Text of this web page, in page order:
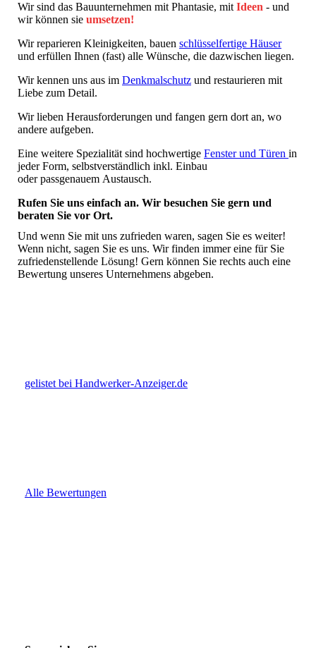
Wir sind das Bauunternehmen mit Phantasie, mit Ideen - und
wir können sie umsetzen!
Wir reparieren Kleinigkeiten, bauen schlüsselfertige Häuser
und erfüllen Ihnen (fast) alle Wünsche, die dazwischen liegen.
Wir kennen uns aus im Denkmalschutz und restaurieren mit
Liebe zum Detail.
Wir lieben Herausforderungen und fangen gern dort an, wo
andere aufgeben.
Eine weitere Spezialität sind hochwertige Fenster und Türen in
jeder Form, selbstverständlich inkl. Einbau
oder passgenauem Austausch.
Rufen Sie uns einfach an. Wir besuchen Sie gern und
beraten Sie vor Ort.
Und wenn Sie mit uns zufrieden waren, sagen Sie es weiter!
Wenn nicht, sagen Sie es uns. Wir finden immer eine für Sie
zufriedenstellende Lösung! Gern können Sie rechts auch eine
Bewertung unseres Unternehmens abgeben.